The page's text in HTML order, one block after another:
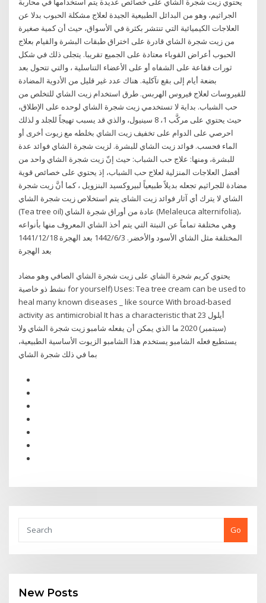
الجراثيم، وهو من البدائل الطبيعية الجيدة لعلاج مشكلة الحبوب بدلا عن
العلاجات الكيميائية التي تنتشر بكثرة في الأسواق، حيث أن كمية صغيرة
من زيت شجرة الشاي قادرة على اختراق طبقات البشرة والقيام بعلاج
الحبوب أعراض القوباء معتادة على الجميع تقريبا. يتجلى ذلك في شكل
ثورات فقاعة على الشفاه أو على الأعضاء التناسلية ، والتي تتحول بعد
بضعة أيام إلى بقع تآكلية. هناك عدد غير قليل من الأدوية المضادة
للفيروسات لعلاج فيروس الهربس. طرق استخدام زيت الشاي للتخلص من
حب الشباب. بداية لا تستخدمي زيت شجرة الشاي لوحده على الإطلاق،
حيث يحتوي على مركَّب 1، 8 سينيول، والذي قد يسبب تهيجاً للجلد و لذلك
احرصي على الدوام على تخفيف زيت الشاي بخلطه مع زيوت أخرى أو
الماء فحسب. فوائد زيت الشاي للبشرة. لزيت شجرة الشاي فوائد عدة
للبشرة، ومنها: علاج حب الشباب: حيث إنّ زيت شجرة الشاي واحد من
أفضل العلاجات المنزلية لعلاج حب الشباب، إذ يحتوي على خصائص قوية
مضادة للجراثيم تجعله بديلاً طبيعياً لبيروكسيد البنزويل ، كما أنَّ زيت شجرة
الشاي لا يترك أي آثار فوائد زيت الشاى يتم استخلاص زيت شجرة الشاي
(Tea tree oil) عادة من أوراق شجرة الشاي (Melaleuca alternifolia)،
وهي مختلفة تماماً عن النبتة التي يتم أخذ الشاي المعروف منها بأنواعه
المختلفة مثل الشاي الأسود والأخضر. 3‏‏/6‏‏/1442 بعد الهجرة 18‏‏/12‏‏/1441
بعد الهجرة
يحتوي كريم شجرة الشاي على زيت شجرة الشاي الصافي وهو مضاد
نشط ذو خاصية for yourself) Uses: Tea tree cream can be used to
heal many known diseases _ like source With broad-based
activity as antimicrobial It has a characteristic that 23 أيلول
(سبتمبر) 2020 ما الذي يمكن أن يفعله شامبو زيت شجرة الشاي ولا
يستطيع فعله الشامبو يستخدم هذا الشامبو الزيوت الأساسية الطبيعية،
Go
New Posts